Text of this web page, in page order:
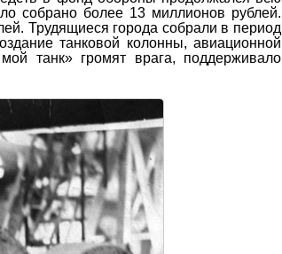
собрано более 13 миллионов рублей.
Трудящиеся города собрали в период
танковой колонны, авиационной
танк» громят врага, поддерживало